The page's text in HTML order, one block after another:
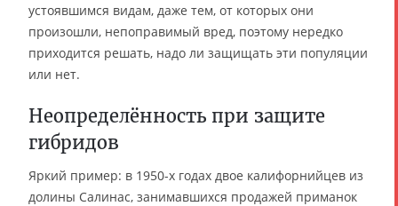
устоявшимся видам, даже тем, от которых они
произошли, непоправимый вред, поэтому нередко
приходится решать, надо ли защищать эти популяции
или нет.
Неопределённость при защите
гибридов
Яркий пример: в 1950-х годах двое калифорнийцев из
долины Салинас, занимавшихся продажей приманок